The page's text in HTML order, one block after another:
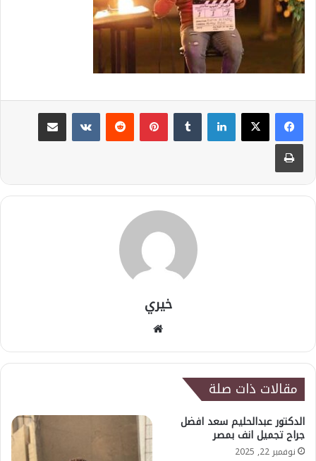
لينكدإن بينتيريست
مشاركة عبر البريد
طباعة
خيري
مقالات ذات صلة
الدكتور عبدالحليم سعد افضل
جراح تجميل انف بمصر
نوفمبر 22, 2025